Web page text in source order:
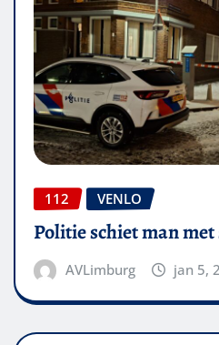
112 VENLO
Politie schiet man
AVLimburg jan 5,